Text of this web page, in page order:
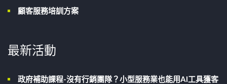
顧客服務培訓方案
最新活動
政府補助課程-沒有行銷團隊？小型服務業也能用AI工具獲客